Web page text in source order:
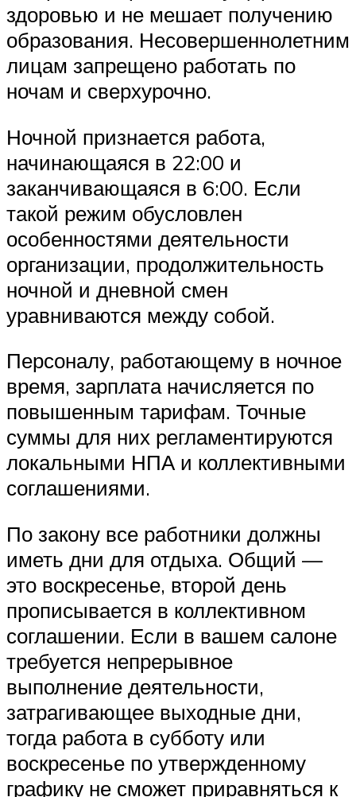
здоровью и не мешает получению
образования. Несовершеннолетним
лицам запрещено работать по
ночам и сверхурочно.
Ночной признается работа,
начинающаяся в 22:00 и
заканчивающаяся в 6:00. Если
такой режим обусловлен
особенностями деятельности
организации, продолжительность
ночной и дневной смен
уравниваются между собой.
Персоналу, работающему в ночное
время, зарплата начисляется по
повышенным тарифам. Точные
суммы для них регламентируются
локальными НПА и коллективными
соглашениями.
По закону все работники должны
иметь дни для отдыха. Общий —
это воскресенье, второй день
прописывается в коллективном
соглашении. Если в вашем салоне
требуется непрерывное
выполнение деятельности,
затрагивающее выходные дни,
тогда работа в субботу или
воскресенье по утвержденному
графику не сможет приравняться к